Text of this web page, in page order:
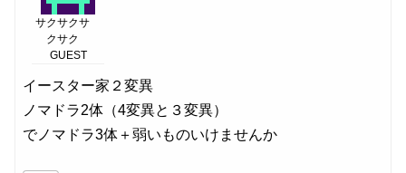
サクサクサ
クサク
GUEST
イースター家２変異
ノマドラ2体（4変異と３変異）
でノマドラ3体＋弱いものいけませんか